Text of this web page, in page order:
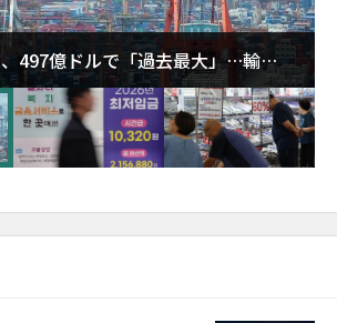
497億ドルで「過去最大」…輸出
ル突破